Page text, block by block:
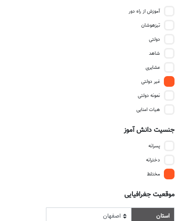
آموزش از راه دور
تیزهوشان
دولتی
شاهد
عشایری
غیر دولتی
نمونه دولتی
هیات امنایی
جنسیت دانش آموز
پسرانه
دخترانه
مختلط
موقعیت جغرافیایی
استان